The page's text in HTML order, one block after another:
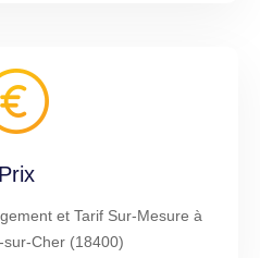
Prix
et Tarif Sur-Mesure à
sur-Cher (18400)